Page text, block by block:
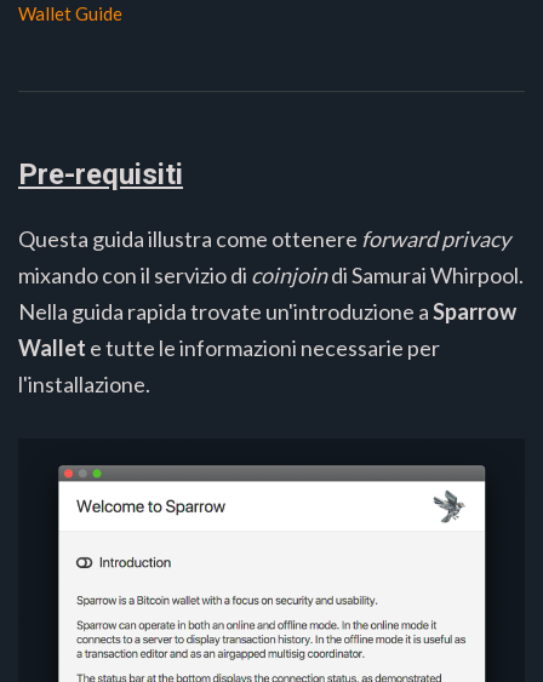
Wallet Guide
Pre-requisiti
Questa guida illustra come ottenere forward privacy
mixando con il servizio di coinjoindi Samurai Whirpool.
Nella guida rapida trovate un'introduzione aSparrow
Wallet e tutte le informazioni necessarie per
l'installazione.